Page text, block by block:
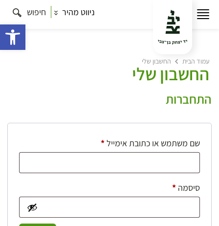
ניווט מהיר חיפוש
עמוד הבית החשבון שלי
החשבון שלי
התחברות
שם משתמש או כתובת אימייל*חובה
סיסמה *חובה